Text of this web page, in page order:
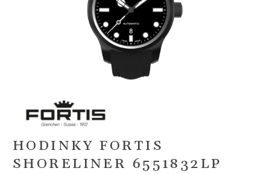
HODINKY FORTIS
SHORELINER 6551832LP